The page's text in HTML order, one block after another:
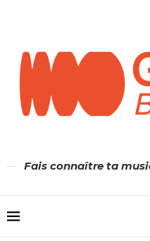
Fais connaître ta